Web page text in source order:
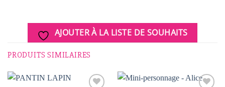
AJOUTER À LA LISTE DE SOUHAITS
PRODUITS SIMILAIRES